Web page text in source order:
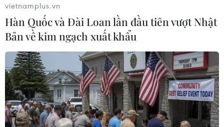
Đây cũng là lượt trận cuối cùng của lượt đi vòng bảng vòng loại
World Cup 2022 khu vực châu Á. (Nguồn: Siamsports)
vietnamplus.vn
Hàn Quốc và Đài Loan lần đầu tiên vượt Nhật
Bản về kim ngạch xuất khẩu